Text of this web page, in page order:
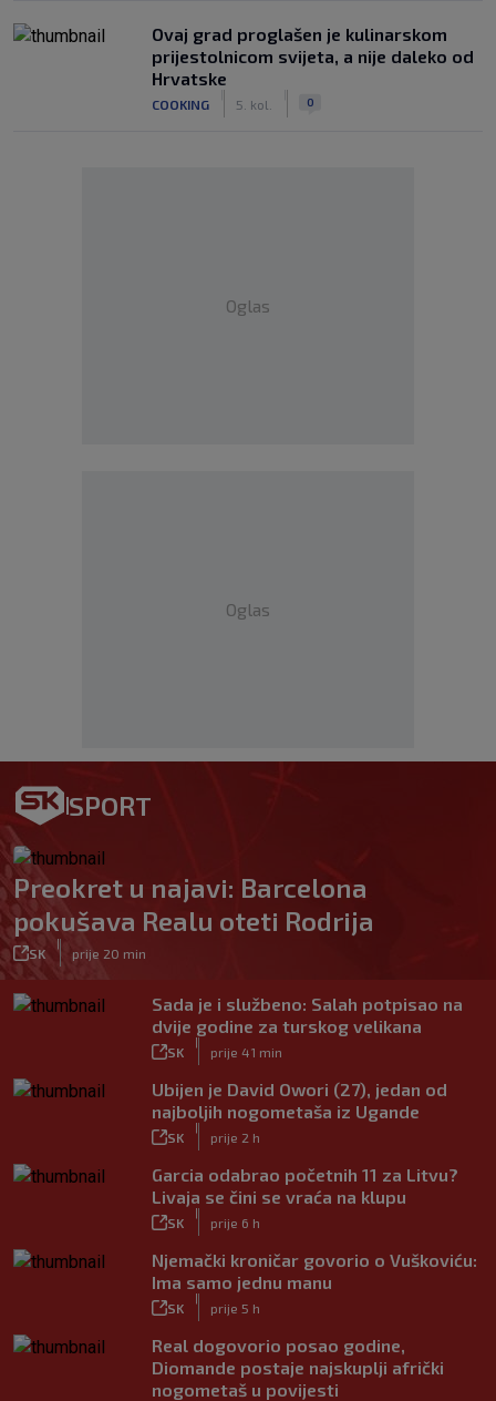
Ovaj grad proglašen je kulinarskom
prijestolnicom svijeta, a nije daleko od
Hrvatske
COOKING 5. kol. 0
Oglas
Oglas
SPORT
Preokret u najavi: Barcelona
pokušava Realu oteti Rodrija
SK prije 20 min
Sada je i službeno: Salah potpisao na
dvije godine za turskog velikana
SK prije 41 min
Ubijen je David Owori (27), jedan od
najboljih nogometaša iz Ugande
SK prije 2 h
Garcia odabrao početnih 11 za Litvu?
Livaja se čini se vraća na klupu
SK prije 6 h
Njemački kroničar govorio o Vuškoviću:
Ima samo jednu manu
SK prije 5 h
Real dogovorio posao godine,
Diomande postaje najskuplji afrički
nogometaš u povijesti